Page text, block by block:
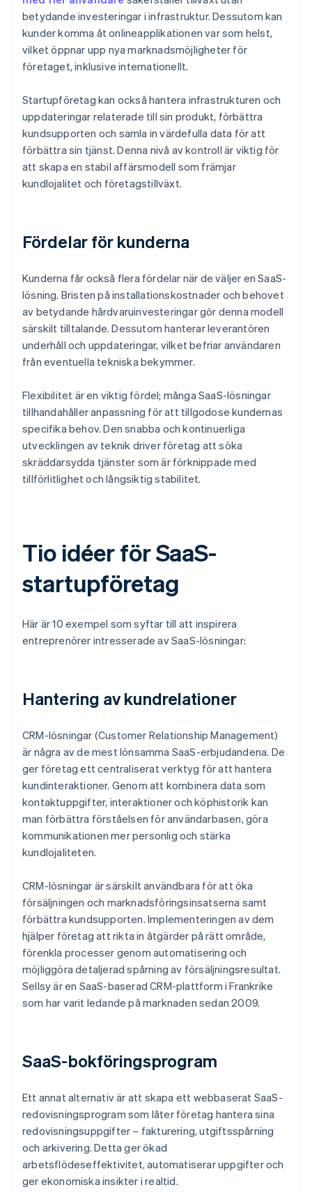
betydande investeringar i infrastruktur. Dessutom kan
kunder komma åt onlineapplikationen var som helst,
vilket öppnar upp nya marknadsmöjligheter för
företaget, inklusive internationellt.
Startupföretag kan också hantera infrastrukturen och
uppdateringar relaterade till sin produkt, förbättra
kundsupporten och samla in värdefulla data för att
förbättra sin tjänst. Denna nivå av kontroll är viktig för
att skapa en stabil affärsmodell som främjar
kundlojalitet och företagstillväxt.
Fördelar för kunderna
Kunderna får också flera fördelar när de väljer en SaaS-
lösning. Bristen på installationskostnader och behovet
av betydande hårdvaruinvesteringar gör denna modell
särskilt tilltalande. Dessutom hanterar leverantören
underhåll och uppdateringar, vilket befriar användaren
från eventuella tekniska bekymmer.
Flexibilitet är en viktig fördel; många SaaS-lösningar
tillhandahåller anpassning för att tillgodose kundernas
specifika behov. Den snabba och kontinuerliga
utvecklingen av teknik driver företag att söka
skräddarsydda tjänster som är förknippade med
tillförlitlighet och långsiktig stabilitet.
Tio idéer för SaaS-
startupföretag
Här är 10 exempel som syftar till att inspirera
entreprenörer intresserade av SaaS-lösningar:
Hantering av kundrelationer
CRM-lösningar (Customer Relationship Management)
är några av de mest lönsamma SaaS-erbjudandena. De
ger företag ett centraliserat verktyg för att hantera
kundinteraktioner. Genom att kombinera data som
kontaktuppgifter, interaktioner och köphistorik kan
man förbättra förståelsen för användarbasen, göra
kommunikationen mer personlig och stärka
kundlojaliteten.
CRM-lösningar är särskilt användbara för att öka
försäljningen och marknadsföringsinsatserna samt
förbättra kundsupporten. Implementeringen av dem
hjälper företag att rikta in åtgärder på rätt område,
förenkla processer genom automatisering och
möjliggöra detaljerad spårning av försäljningsresultat.
Sellsy är en SaaS-baserad CRM-plattform i Frankrike
som har varit ledande på marknaden sedan 2009.
SaaS-bokföringsprogram
Ett annat alternativ är att skapa ett webbaserat SaaS-
redovisningsprogram som låter företag hantera sina
redovisningsuppgifter – fakturering, utgiftsspårning
och arkivering. Detta ger ökad
arbetsflödeseffektivitet, automatiserar uppgifter och
ger ekonomiska insikter i realtid.